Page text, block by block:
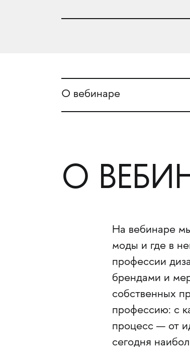
О вебинаре
О
На вебинаре
моды и где в
профессии
брендами и
собственных
профессию: с
процесс — от
сегодня